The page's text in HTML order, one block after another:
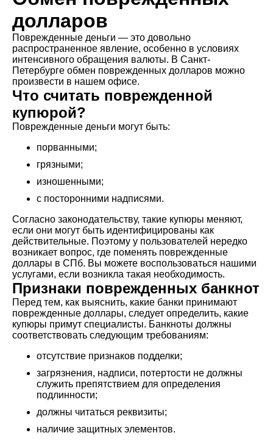
долларов
Поврежденные деньги — это довольно
распространенное явление, особенно в условиях
интенсивного обращения валюты. В Санкт-
Петербурге обмен поврежденных долларов можно
произвести в нашем офисе.
Что считать поврежденной
купюрой?
Поврежденные деньги могут быть:
порванными;
грязными;
изношенными;
с посторонними надписями.
Согласно законодательству, такие купюры меняют,
если они могут быть идентифицированы как
действительные. Поэтому у пользователей нередко
возникает вопрос, где поменять поврежденные
доллары в СПб. Вы можете воспользоваться нашими
услугами, если возникла такая необходимость.
Признаки поврежденных банкнот
Перед тем, как выяснить, какие банки принимают
поврежденные доллары, следует определить, какие
купюры примут специалисты. Банкноты должны
соответствовать следующим требованиям:
отсутствие признаков подделки;
загрязнения, надписи, потертости не должны
служить препятствием для определения
подлинности;
должны читаться реквизиты;
наличие защитных элементов.